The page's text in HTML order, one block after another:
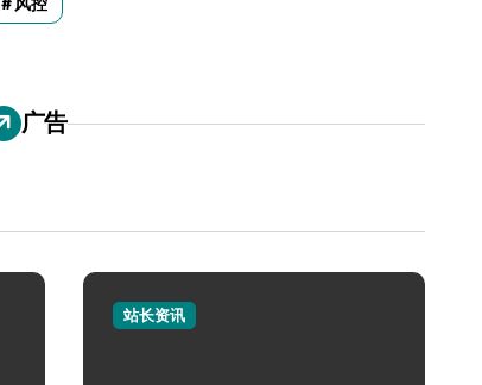
广告
站长资讯